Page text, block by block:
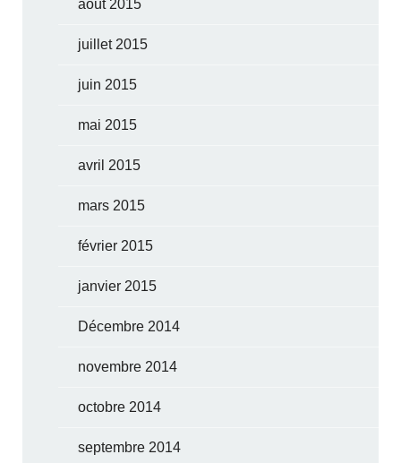
août 2015
juillet 2015
juin 2015
mai 2015
avril 2015
mars 2015
février 2015
janvier 2015
Décembre 2014
novembre 2014
octobre 2014
septembre 2014